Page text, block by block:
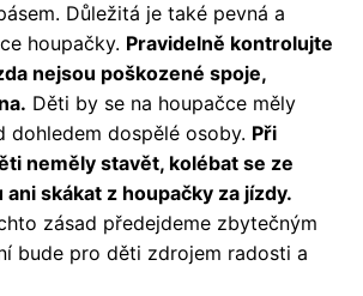
Důležitá je také pevná a
houpačky. Pravidelně kontrolujte
nejsou poškozené spoje,
Děti by se na houpačce měly
dohledem dospělé osoby. Při
neměly stavět, kolébat se ze
skákat z houpačky za jízdy.
zásad předejdeme zbytečným
bude pro děti zdrojem radosti a